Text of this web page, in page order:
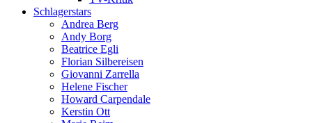
Schlagerstars
Andrea Berg
Andy Borg
Beatrice Egli
Florian Silbereisen
Giovanni Zarrella
Helene Fischer
Howard Carpendale
Kerstin Ott